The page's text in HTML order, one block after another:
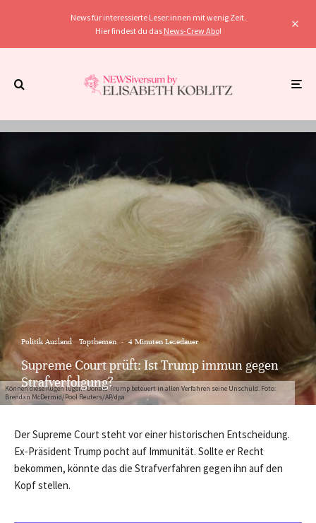
News für interessierte Leser:innen mit wenig Zeit.
Hier findest du das News-Crew Abo!
Können diese Augen lügen? Donald Trump beteuert in allen Verfahren seine Unschuld. Foto:
Brendan McDermid/Pool Reuters/AP/dpa
Politik Ausland Topthemen · 4 Minuten Lesedauer
Supreme Court prüft: Ist Trump immun gegen
Strafverfolgung?
Der Supreme Court steht vor einer historischen Entscheidung.
Ex-Präsident Trump pocht auf Immunität. Sollte er Recht
bekommen, könnte das die Strafverfahren gegen ihn auf den
Kopf stellen.